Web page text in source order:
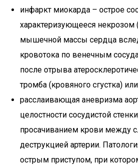
инфаркт миокарда – острое
характеризующееся некрозом
мышечной массы сердца
кровотока по венечным
после отрыва
тромба (кровяного сгустка)
расслаивающая аневризма
целостности сосудистой
просачиванием крови между
деструкцией артерии.
острым приступом, при